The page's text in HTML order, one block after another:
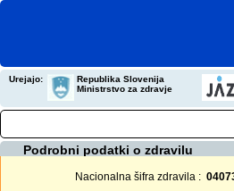
Urejajo:
Republika Slovenija
Ministrstvo za zdravje
Podrobni podatki o zdravilu
Nacionalna šifra zdravila :